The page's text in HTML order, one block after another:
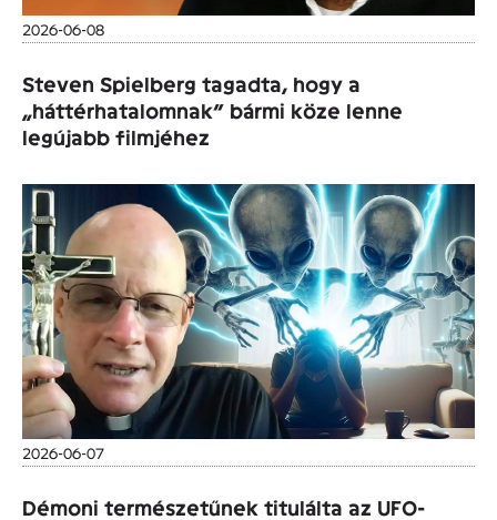
2026-06-08
Steven Spielberg tagadta, hogy a
„háttérhatalomnak” bármi köze lenne
legújabb filmjéhez
2026-06-07
Démoni természetűnek titulálta az UFO-